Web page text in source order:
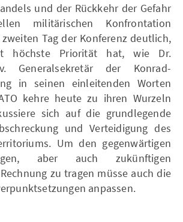
und der Rückkehr der Gefahr
militärischen Konfrontation
Tag der Konferenz deutlich,
höchste Priorität hat, wie Dr.
Generalsekretär der Konrad-
in seinen einleitenden Worten
kehre heute zu ihren Wurzeln
sich auf die grundlegende
und Verteidigung des
Um den gegenwärtigen
aber auch zukünftigen
zu tragen müsse auch die
anpassen.